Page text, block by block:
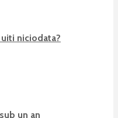
niciodata?
un an